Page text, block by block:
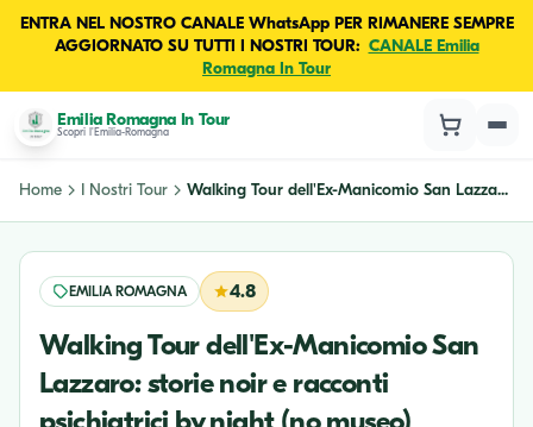
ENTRA NEL NOSTRO CANALE WhatsApp PER RIMANERE SEMPRE
AGGIORNATO SU TUTTI I NOSTRI TOUR: CANALE Emilia
Romagna In Tour
Emilia Romagna In Tour
Scopri l'Emilia-Romagna
Home I Nostri Tour Walking Tour dell'Ex-Manicomio San Lazza...
EMILIA ROMAGNA 4.8
Walking Tour dell'Ex-Manicomio San
Lazzaro: storie noir e racconti